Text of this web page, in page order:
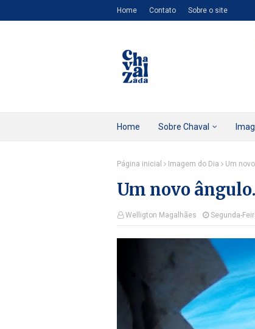
Home Contato Sobre o site
Home Sobre Chaval
Página inicial Imagem do Dia Um
Um novo
Welligton Magalhães Segunda-